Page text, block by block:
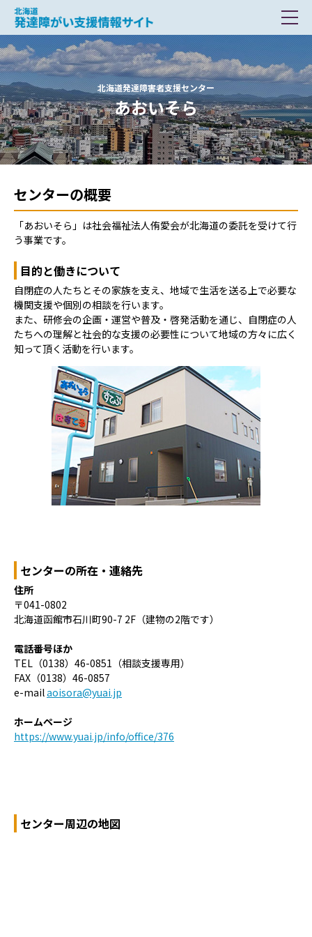
北海道 発達障がい支援情報サイト
北海道発達障害者支援センター
あおいそら
センターの概要
「あおいそら」は社会福祉法人侑愛会が北海道の委託を受けて行
う事業です。
目的と働きについて
自閉症の人たちとその家族を支え、地域で生活を送る上で必要な
機関支援や個別の相談を行います。
また、研修会の企画・運営や普及・啓発活動を通じ、自閉症の人
たちへの理解と社会的な支援の必要性について地域の方々に広く
知って頂く活動を行います。
センターの所在・連絡先
住所
〒041-0802
北海道函館市石川町90-7 2F（建物の2階です）
電話番号ほか
TEL（0138）46-0851（相談支援専用）
FAX（0138）46-0857
e-mailaoisora@yuai.jp
ホームページ
https://www.yuai.jp/info/office/376
センター周辺の地図